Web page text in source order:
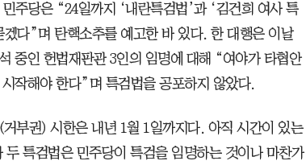
주당은 “24일까지 ‘내란특검법’과 ‘김건희 여사 특
다”며 탄핵소추를 예고한 바 있다. 한 대행은 이날
중인 헌법재판관 3인의 임명에 대해 “여야가 타협안
작해야 한다”며 특검법을 공포하지 않았다.
부권) 시한은 내년 1월 1일까지다. 아직 시간이 있는
특검법은 민주당이 특검을 임명하는 것이나 마찬가